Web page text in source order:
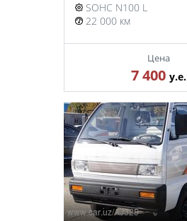
SOHC N100 L
22 000 км
Цена
7 400 у.е.